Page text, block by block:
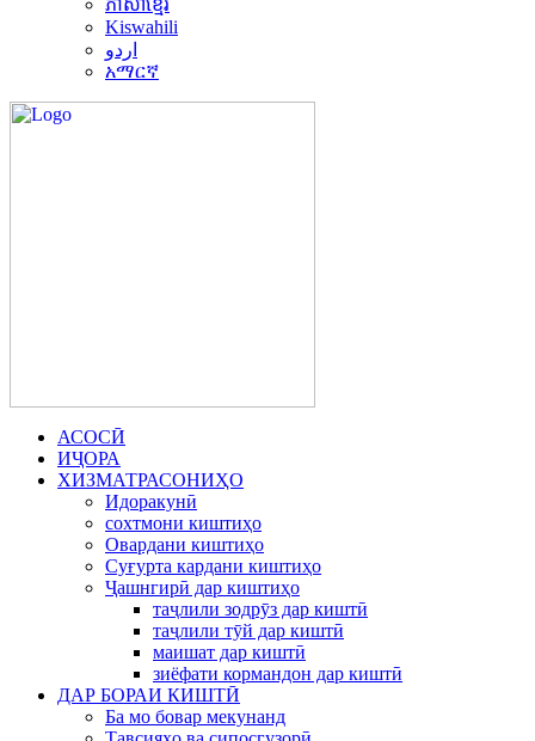
ភាសាខ្មែរ
Kiswahili
اردو
አማርኛ
АСОСӢ
ИҶОРА
ХИЗМАТРАСОНИҲО
Идоракунӣ
сохтмони киштиҳо
Овардани киштиҳо
Суғурта кардани киштиҳо
Ҷашнгирӣ дар киштиҳо
таҷлили зодрӯз дар киштӣ
таҷлили тӯй дар киштӣ
маишат дар киштӣ
зиёфати кормандон дар киштӣ
ДАР БОРАИ КИШТӢ
Ба мо бовар мекунанд